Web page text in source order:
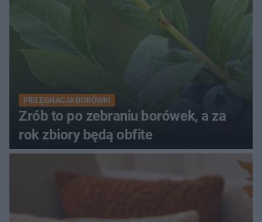
PIELĘGNACJA BORÓWKI
Zrób to po zebraniu borówek, a za
rok zbiory będą obfite